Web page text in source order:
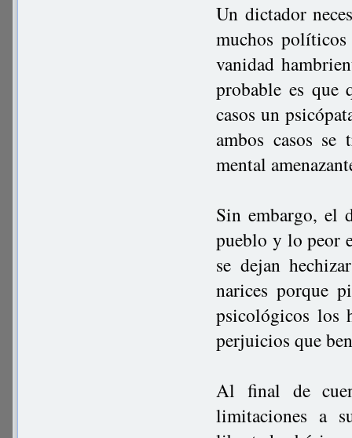
Un dictador
muchos
vanidad
probable es que
casos un
ambos casos
mental
Sin embargo, el
pueblo y lo peor
se dejan
narices porque
psicológicos los
perjuicios que
Al final de
limitaciones a